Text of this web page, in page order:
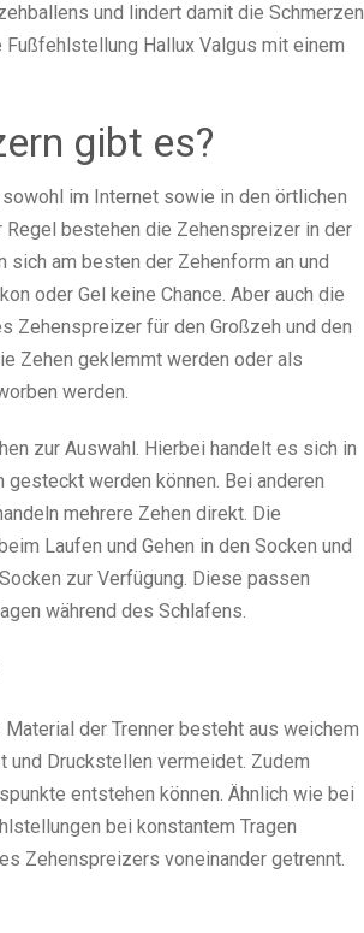
und lindert damit die Schmerzen
Hallux Valgus mit einem
gibt es?
im Internet sowie in den örtlichen
Regel bestehen die Zehenspreizer in der
am besten der Zehenform an und
oder Gel keine Chance. Aber auch die
Zehenspreizer für den Großzeh und den
Zehen geklemmt werden oder als
werden.
zur Auswahl. Hierbei handelt es sich in
werden können. Bei anderen
mehrere Zehen direkt. Die
Laufen und Gehen in den Socken und
zur Verfügung. Diese passen
während des Schlafens.
der Trenner besteht aus weichem
Druckstellen vermeidet. Zudem
entstehen können. Ähnlich wie bei
bei konstantem Tragen
Zehenspreizers voneinander getrennt.